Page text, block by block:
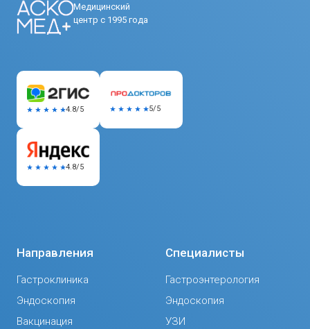
Медицинский
центр с 1995 года
Направления
Гастроклиника
Эндоскопия
Вакцинация
Специалисты
Гастроэнтерология
Эндоскопия
УЗИ
4.8/5 5/5
4.8/5